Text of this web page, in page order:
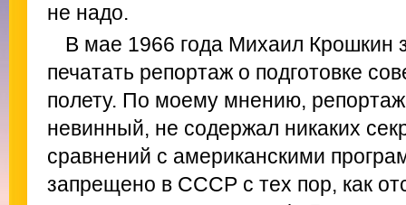
не надо.
В мае 1966 года Михаил Крошкин
печатать репортаж о подготовке
полету. По моему мнению,
невинный, не содержал никаких
сравнений с американскими
запрещено в СССР с тех пор, как